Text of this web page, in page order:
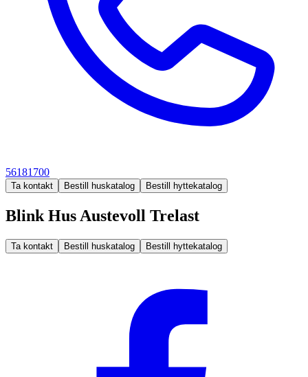
56181700
Ta kontakt Bestill huskatalog Bestill hyttekatalog
Blink Hus Austevoll Trelast
Ta kontakt Bestill huskatalog Bestill hyttekatalog